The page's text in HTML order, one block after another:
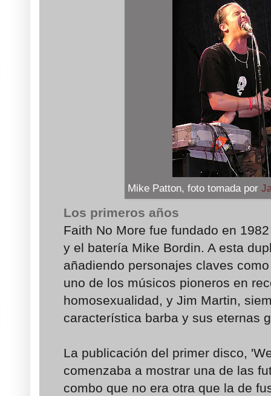
Mike Patton, foto tomada por
Los primeros años
Faith No More fue fundado en
y el batería Mike Bordin. A esta
añadiendo personajes claves
uno de los músicos pioneros en
homosexualidad, y Jim Martin,
característica barba y sus eternas
La publicación del primer disco,
comenzaba a mostrar una de las
combo que no era otra que la de